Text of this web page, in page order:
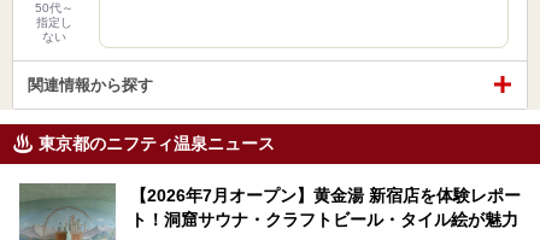
50代～
指定し
ない
関連情報から探す
東京都のニフティ温泉ニュース
【2026年7月オープン】黄金湯 新宿店を体験レポー
ト！洞窟サウナ・クラフトビール・タイル絵が魅力